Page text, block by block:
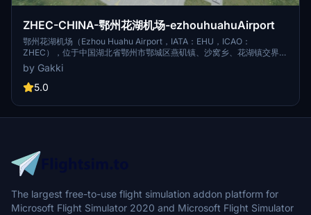
ZHEC-CHINA-鄂州花湖机场-ezhouhuahuAirport
鄂州花湖机场（Ezhou Huahu Airport，IATA：EHU，ICAO：
ZHEC），位于中国湖北省鄂州市鄂城区燕矶镇、沙窝乡、花湖镇交界
处，西北距鄂州市中心约16千米、南距黄石市中心约15千米，为4E级国
际机场、航空物流国际口岸、亚洲第一座专业性货运枢纽机场 [1] [26] 。
2017年12月20日，鄂州民用机场项目正式开工；2020年8月24日，鄂州
日，鄂州民用机场定名为“鄂州花湖机场” [1] ；2022年3月19日，鄂州花
湖机场试飞成功 [17] ；2022年7月17日，鄂州花湖机场正式通航 [25] 。
[24] ；航空货站面积2.3万平方米，分拣中心面积67.8万平方米；民航站
坪设124个机位；2条远距跑道均为3600米长、45米宽；可满足年旅客
吞吐量150万人次、货邮吞吐量330万吨的使用需求 [3] 。
by Gakki
5.0
The largest free-to-use flight simulation addon platform for
Microsoft Flight Simulator 2020 and Microsoft Flight Simulator